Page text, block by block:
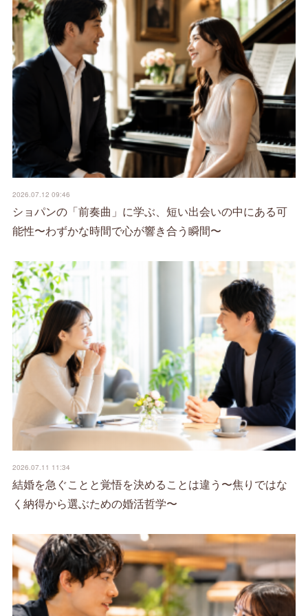
2026.07.12 09:46
ショパンの「前奏曲」に学ぶ、短い出会いの中にある可
能性〜わずかな時間で心が響き合う瞬間〜
2026.07.11 11:34
結婚を急ぐことと覚悟を決めることは違う〜焦りではな
く納得から選ぶための婚活哲学〜